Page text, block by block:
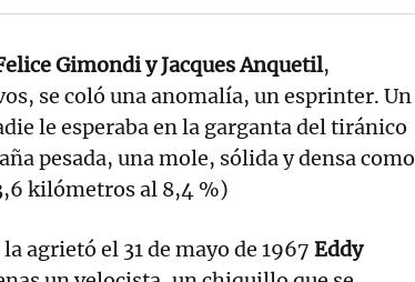
Gimondi y Jacques Anquetil,
se coló una anomalía, un esprinter. Un
le esperaba en la garganta del tiránico
pesada, una mole, sólida y densa como
kilómetros al 8,4 %)
agrietó el 31 de mayo de 1967 Eddy